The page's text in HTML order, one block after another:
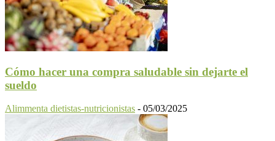
Cómo hacer una compra saludable sin dejarte el
sueldo
Alimmenta dietistas-nutricionistas - 05/03/2025